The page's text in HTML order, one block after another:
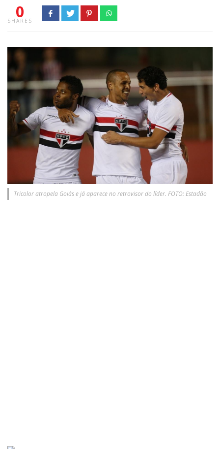
0
SHARES
Tricolor atropela Goiás e já aparece no retrovisor do líder. FOTO: Estadão